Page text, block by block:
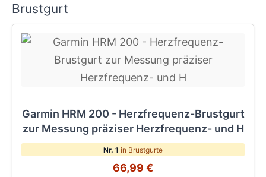
Brustgurt
Garmin HRM 200 - Herzfrequenz-Brustgurt
zur Messung präziser Herzfrequenz- und H
Nr. 1 in Brustgurte
66,99 €